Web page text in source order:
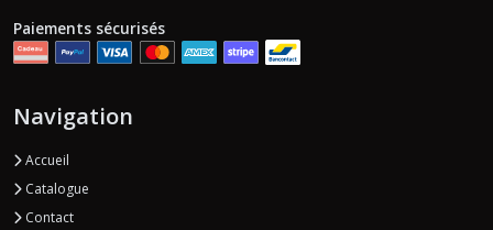
Paiements sécurisés
Navigation
Accueil
Catalogue
Contact